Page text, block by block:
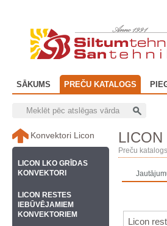
SĀKUMS PREČU KATALOGS
Preču katalogs
Licon
Konvektori Licon
LICON LKO GRĪDAS
KONVEKTORI
LICON RESTES
IEBŪVĒJAMIEM
KONVEKTORIEM